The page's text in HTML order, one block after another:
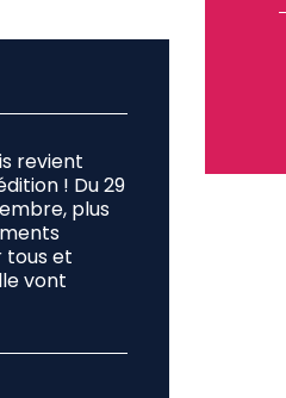
revient
! Du 29
plus
tous et
vont